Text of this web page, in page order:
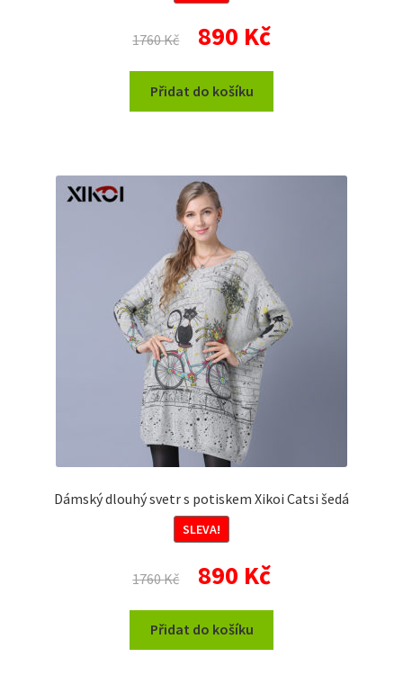
1760Kč
Původní
cena
byla:
1760 Kč.
890 KčAktuální
cena
je:
Přidat do košíku
Dámský dlouhý svetr s potiskem Xikoi Catsi šedá
SLEVA!
1760Kč
Původní
cena
byla:
1760 Kč.
890 KčAktuální
cena
je:
Přidat do košíku